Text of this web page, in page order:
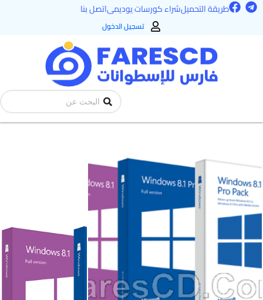
تخطي
طريقة التحميلشراء كورسات يوديمىاتصل بنا T
e
F
a تسجيل الدخول
Search
...